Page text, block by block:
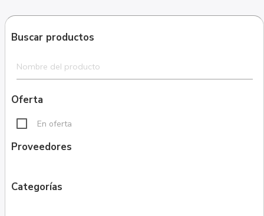
Buscar productos
Oferta
En oferta
Proveedores
Categorías